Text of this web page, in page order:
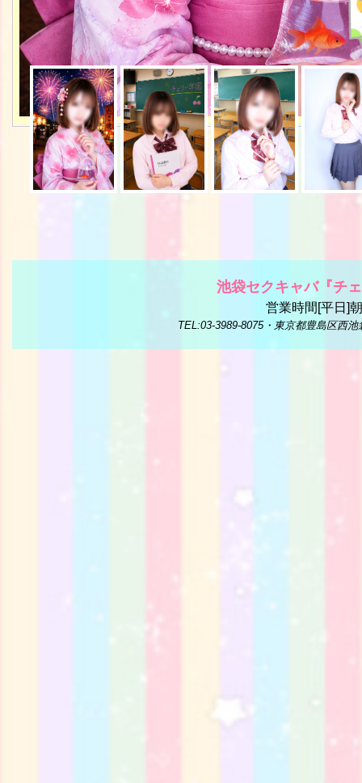
池袋セクキャバ『チ
営業時間[平日]
TEL:03-3989-8075・東京都豊島区西